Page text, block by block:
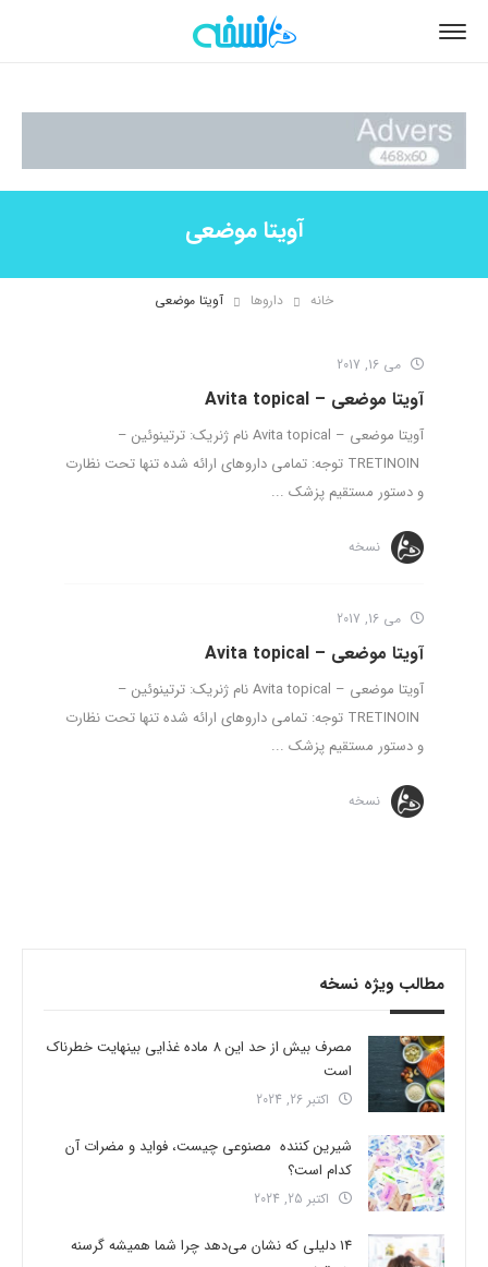
آویتا موضعی
خانه داروها آویتا موضعی
می 16, 2017
آویتا موضعی – Avita topical
آویتا موضعی – Avita topical نام ژنریک: ترتینوئین –
TRETINOIN توجه: تمامی داروهای ارائه شده تنها تحت نظارت
و دستور مستقیم پزشک ...
نسخه
می 16, 2017
آویتا موضعی – Avita topical
آویتا موضعی – Avita topical نام ژنریک: ترتینوئین –
TRETINOIN توجه: تمامی داروهای ارائه شده تنها تحت نظارت
و دستور مستقیم پزشک ...
نسخه
مطالب ویژه نسخه
مصرف بیش از حد این 8 ماده غذایی بینهایت خطرناک
است
اکتبر 26, 2024
شیرین کننده مصنوعی چیست، فواید و مضرات آن
کدام است؟
اکتبر 25, 2024
14 دلیلی که نشان می‌دهد چرا شما همیشه گرسنه